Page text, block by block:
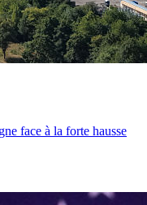
face à la forte hausse